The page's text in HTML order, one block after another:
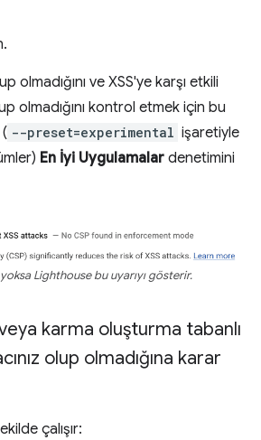
olmadığını ve XSS'ye karşı etkili
olmadığını kontrol etmek için bu
( --preset=experimental işaretiyle
En İyi Uygulamalar denetimini
Lighthouse bu uyarıyı gösterir.
karma oluşturma tabanlı
olup olmadığına karar
çalışır: